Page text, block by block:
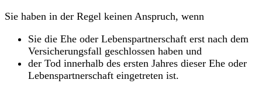
Sie haben in der Regel keinen Anspruch, wenn
Sie die Ehe oder Lebenspartnerschaft erst nach dem
Versicherungsfall geschlossen haben und
der Tod innerhalb des ersten Jahres dieser Ehe oder
Lebenspartnerschaft eingetreten ist.